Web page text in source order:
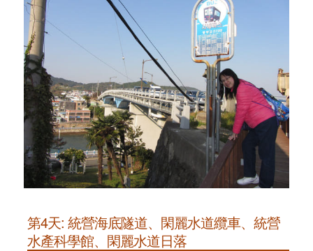
第4天: 統營海底隧道、閑麗水道纜車、統營
水產科學館、閑麗水道日落